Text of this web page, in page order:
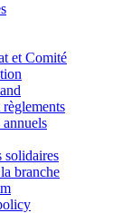
et Comité
règlements
solidaires
branche